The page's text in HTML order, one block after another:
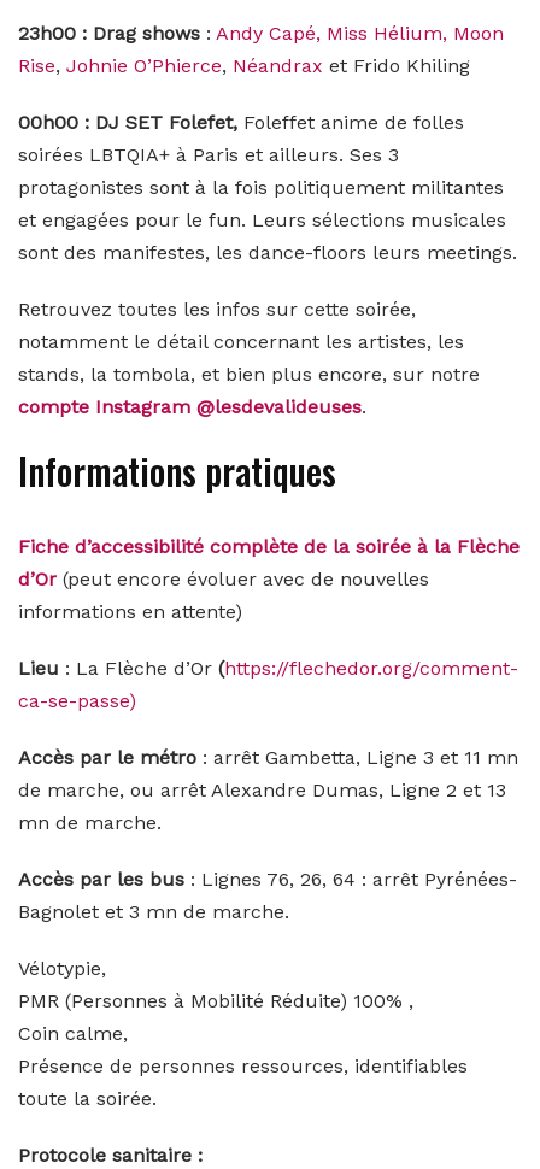
23h00 : Drag shows : Andy Capé, Miss Hélium, Moon
Rise, Johnie O’Phierce, Néandrax et Frido Khiling
00h00 : DJ SET Folefet, Foleffet anime de folles
soirées LBTQIA+ à Paris et ailleurs. Ses 3
protagonistes sont à la fois politiquement militantes
et engagées pour le fun. Leurs sélections musicales
sont des manifestes, les dance-floors leurs meetings.
Retrouvez toutes les infos sur cette soirée,
notamment le détail concernant les artistes, les
stands, la tombola, et bien plus encore, sur notre
compte Instagram @lesdevalideuses.
Informations pratiques
Fiche d’accessibilité complète de la soirée à la Flèche
d’Or (peut encore évoluer avec de nouvelles
informations en attente)
Lieu : La Flèche d’Or (https://flechedor.org/comment-
ca-se-passe)
Accès par le métro : arrêt Gambetta, Ligne 3 et 11 mn
de marche, ou arrêt Alexandre Dumas, Ligne 2 et 13
mn de marche.
Accès par les bus : Lignes 76, 26, 64 : arrêt Pyrénées-
Bagnolet et 3 mn de marche.
Vélotypie,
PMR (Personnes à Mobilité Réduite) 100% ,
Coin calme,
Présence de personnes ressources, identifiables
toute la soirée.
Protocole sanitaire :